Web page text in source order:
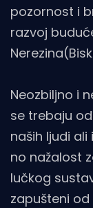
pozornost i
razvoj
Neozbiljno i
se trebaju
naših ljudi
no nažalost
lučkog
zapušteni od